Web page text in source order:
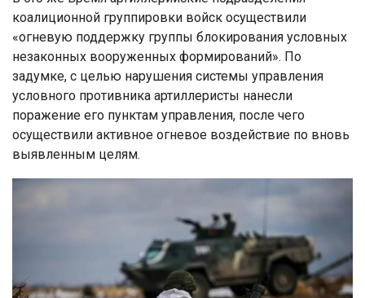
коалиционной группировки войск осуществили
«огневую поддержку группы блокирования условных
незаконных вооруженных формирований». По
задумке, с целью нарушения системы управления
условного противника артиллеристы нанесли
поражение его пунктам управления, после чего
осуществили активное огневое воздействие по вновь
выявленным целям.